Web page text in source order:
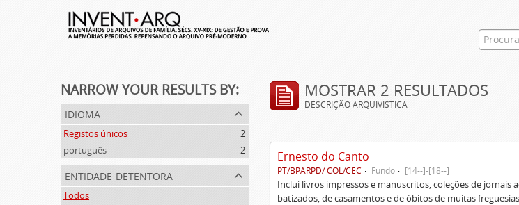
NARROW YOUR RESULTS BY:
idioma
Registos únicos
2
português
2
entidade detentora
Todos
MOSTRAR 2 RESULTADOS
DESCRIÇÃO ARQUIVÍSTICA
Ernesto do Canto
PT/BPARPD/ COL/CEC Fundo [14--]-[18--]
Inclui livros impressos e manuscritos, coleções de
batizados, de casamentos e de óbitos de muitas